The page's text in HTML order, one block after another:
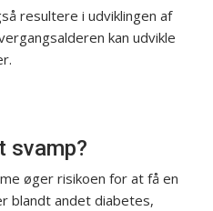
resultere i udviklingen af
kan udvikle
svamp?
øger risikoen for at få en
blandt andet diabetes,